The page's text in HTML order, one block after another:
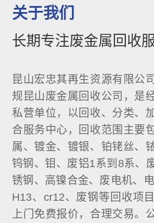
关于我们
长期专注废金属回收
昆山宏忠其再生资源有限公
规昆山废金属回收公司，是
私营单位，以回收、分类、
合服务中心，回收范围主要
属、镀金、镀银、铂铑丝、
钨钢、钼、废铝1系到8系、
锈钢、高镍合金、废电机、
H13、cr12、废钢等回收项
上门免费报价，合理交易。